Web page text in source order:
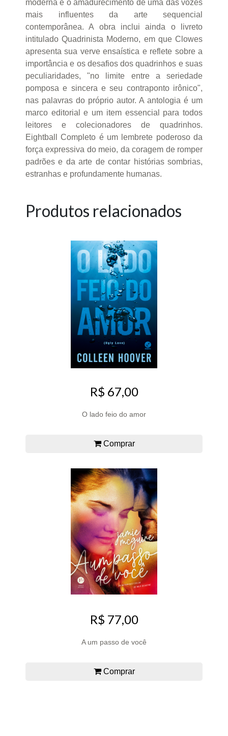
moderna e o amadurecimento de uma das vozes
mais influentes da arte sequencial
contemporânea. A obra inclui ainda o livreto
intitulado Quadrinista Moderno, em que Clowes
apresenta sua verve ensaística e reflete sobre a
importância e os desafios dos quadrinhos e suas
peculiaridades, "no limite entre a seriedade
pomposa e sincera e seu contraponto irônico",
nas palavras do próprio autor. A antologia é um
marco editorial e um item essencial para todos
leitores e colecionadores de quadrinhos.
Eightball Completo é um lembrete poderoso da
força expressiva do meio, da coragem de romper
padrões e da arte de contar histórias sombrias,
estranhas e profundamente humanas.
Produtos relacionados
R$ 67,00
O lado feio do amor
Comprar
R$ 77,00
A um passo de você
Comprar